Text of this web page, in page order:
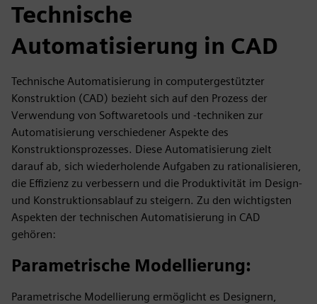
Technische
Automatisierung in CAD
Technische Automatisierung in computergestützter
Konstruktion (CAD) bezieht sich auf den Prozess der
Verwendung von Softwaretools und -techniken zur
Automatisierung verschiedener Aspekte des
Konstruktionsprozesses. Diese Automatisierung zielt
darauf ab, sich wiederholende Aufgaben zu rationalisieren,
die Effizienz zu verbessern und die Produktivität im Design-
und Konstruktionsablauf zu steigern. Zu den wichtigsten
Aspekten der technischen Automatisierung in CAD
gehören:
Parametrische Modellierung:
Parametrische Modellierung ermöglicht es Designern,